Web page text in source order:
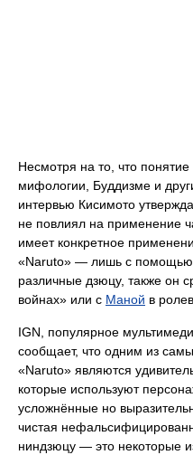
Несмотря на то, что
мифологии, Буддизме и
интервью Кисимото
не повлиял на применение
имеет конкретное
«Naruto» — лишь с помощью
различные дзюцу, также он
войнах» или с Маной в
IGN, популярное
сообщает, что одним из
«Naruto» являются
которые используют
усложнённые но
чистая
ниндзюцу — это некоторые